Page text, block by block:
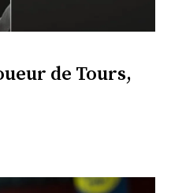
de Tours,